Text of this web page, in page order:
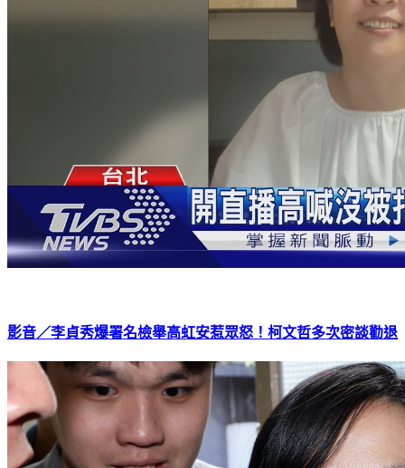
影音／李貞秀爆署名檢舉高虹安惹眾怒！柯文哲多次密談勸退